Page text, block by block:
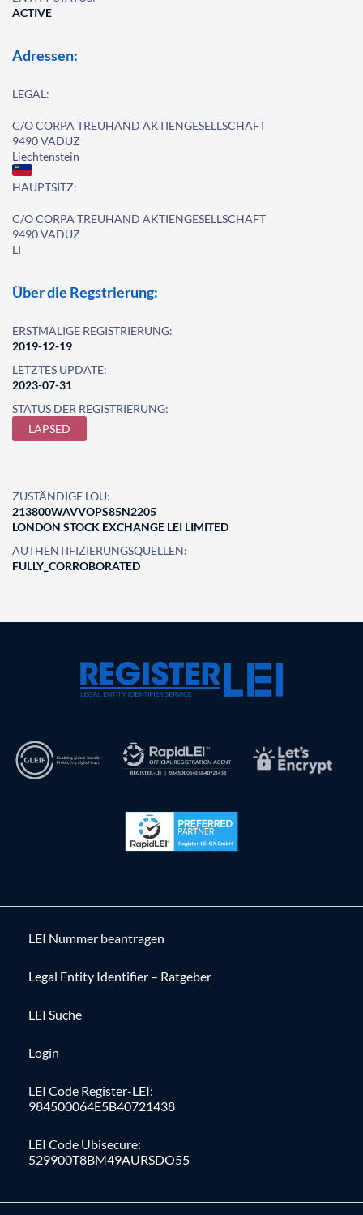
ACTIVE
Adressen:
LEGAL:
C/O CORPA TREUHAND AKTIENGESELLSCHAFT
9490 VADUZ
Liechtenstein
HAUPTSITZ:
C/O CORPA TREUHAND AKTIENGESELLSCHAFT
9490 VADUZ
LI
Über die Regstrierung:
ERSTMALIGE REGISTRIERUNG:
2019-12-19
LETZTES UPDATE:
2023-07-31
STATUS DER REGISTRIERUNG:
LAPSED
ZUSTÄNDIGE LOU:
213800WAVVOPS85N2205
LONDON STOCK EXCHANGE LEI LIMITED
AUTHENTIFIZIERUNGSQUELLEN:
FULLY_CORROBORATED
LEI Nummer beantragen
Legal Entity Identifier – Ratgeber
LEI Suche
Login
LEI Code Register-LEI:
984500064E5B40721438
LEI Code Ubisecure:
529900T8BM49AURSDO55